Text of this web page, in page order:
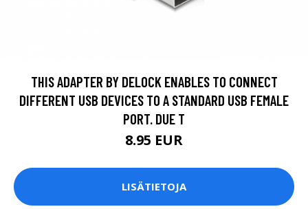
THIS ADAPTER BY DELOCK ENABLES TO CONNECT
DIFFERENT USB DEVICES TO A STANDARD USB FEMALE
PORT. DUE T
8.95 EUR
LISÄTIETOJA